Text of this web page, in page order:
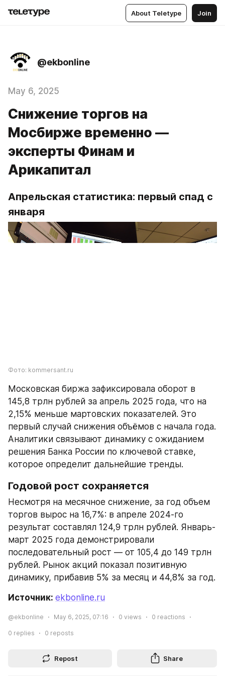
About Teletype Join
@ekbonline
May 6, 2025
Снижение торгов на
Мосбирже временно —
эксперты Финам и
Арикапитал
Апрельская статистика: первый спад с
января
Фото: kommersant.ru
Московская биржа зафиксировала оборот в
145,8 трлн рублей за апрель 2025 года, что на
2,15% меньше мартовских показателей. Это
первый случай снижения объёмов с начала года.
Аналитики связывают динамику с ожиданием
решения Банка России по ключевой ставке,
которое определит дальнейшие тренды.
Годовой рост сохраняется
Несмотря на месячное снижение, за год объем
торгов вырос на 16,7%: в апреле 2024-го
результат составлял 124,9 трлн рублей. Январь-
март 2025 года демонстрировали
последовательный рост — от 105,4 до 149 трлн
рублей. Рынок акций показал позитивную
динамику, прибавив 5% за месяц и 44,8% за год.
Источник: ekbonline.ru
@ekbonline May 6, 2025, 07:16 0 views 0 reactions
0 replies 0 reposts
Repost Share